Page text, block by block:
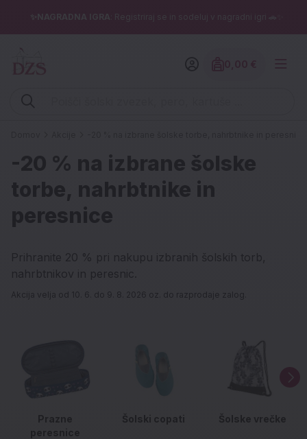
✨NAGRADNA IGRA : Registriraj se in sodeluj v nagradni igri 🚗✨
Vpišite iskalni niz (šolski zvezek, pero, kartuše ...)
Znesek
-20 % na izbrane šolske
torbe, nahrbtnike in
peresnice
Prihranite 20 % pri nakupu izbranih šolskih torb,
nahrbtnikov in peresnic.
Akcija velja od 10. 6. do 9. 8. 2026 oz. do razprodaje zalog.
Prazne
peresnice
Šolski copati Šolske vrečke